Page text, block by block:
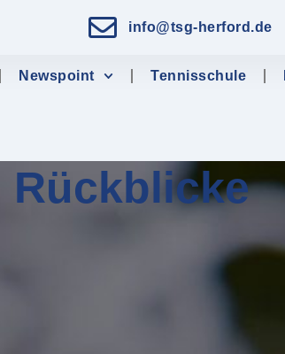
info@tsg-herford.de
Newspoint Tennisschule
Rückblicke